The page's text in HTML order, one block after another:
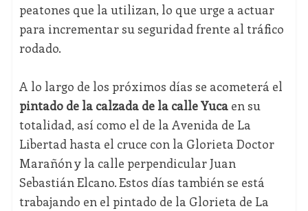
peatones que la utilizan, lo que urge a actuar
para incrementar su seguridad frente al tráfico
rodado.
A lo largo de los próximos días se acometerá el
pintado de la calzada de la calle Yucaen su
totalidad, así como el de la Avenida de La
Libertad hasta el cruce con la Glorieta Doctor
Marañón y la calle perpendicular Juan
Sebastián Elcano. Estos días también se está
trabajando en el pintado de la Glorieta de La